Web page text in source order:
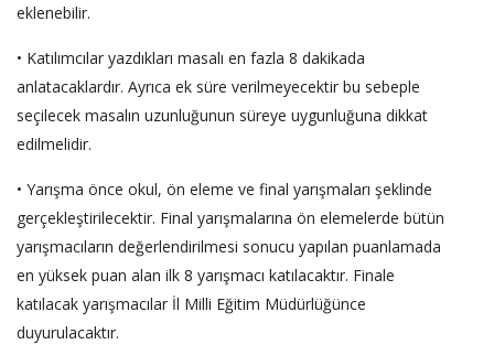
eklenebilir.
• Katılımcılar yazdıkları masalı en fazla 8 dakikada
anlatacaklardır. Ayrıca ek süre verilmeyecektir bu sebeple
seçilecek masalın uzunluğunun süreye uygunluğuna dikkat
edilmelidir.
• Yarışma önce okul, ön eleme ve final yarışmaları şeklinde
gerçekleştirilecektir. Final yarışmalarına ön elemelerde bütün
yarışmacıların değerlendirilmesi sonucu yapılan puanlamada
en yüksek puan alan ilk 8 yarışmacı katılacaktır. Finale
katılacak yarışmacılar İl Milli Eğitim Müdürlüğünce
duyurulacaktır.